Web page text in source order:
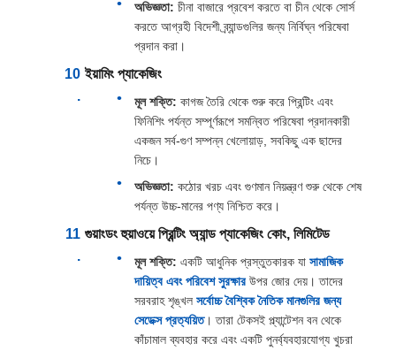
অভিজ্ঞতা: চীনা বাজারে প্রবেশ করতে বা চীন থেকে সোর্স
করতে আগ্রহী বিদেশী ব্র্যান্ডগুলির জন্য নির্বিঘ্ন পরিষেবা
প্রদান করা।
ইয়ামিং প্যাকেজিং
মূল শক্তি: কাগজ তৈরি থেকে শুরু করে প্রিন্টিং এবং
ফিনিশিং পর্যন্ত সম্পূর্ণরূপে সমন্বিত পরিষেবা প্রদানকারী
একজন সর্ব-গুণ সম্পন্ন খেলোয়াড়, সবকিছু এক ছাদের
নিচে।
অভিজ্ঞতা: কঠোর খরচ এবং গুণমান নিয়ন্ত্রণ শুরু থেকে শেষ
পর্যন্ত উচ্চ-মানের পণ্য নিশ্চিত করে।
গুয়াংডং হুয়াওয়ে প্রিন্টিং অ্যান্ড প্যাকেজিং কোং, লিমিটেড
মূল শক্তি: একটি আধুনিক প্রস্তুতকারক যা সামাজিক
দায়িত্ব এবং পরিবেশ সুরক্ষারউপর জোর দেয়। তাদের
সরবরাহ শৃঙ্খল সর্বোচ্চ বৈশ্বিক নৈতিক মানগুলির জন্য
সেডেক্স প্রত্যয়িত। তারা টেকসই প্ল্যান্টেশন বন থেকে
কাঁচামাল ব্যবহার করে এবং একটি পুনর্ব্যবহারযোগ্য খুচরা